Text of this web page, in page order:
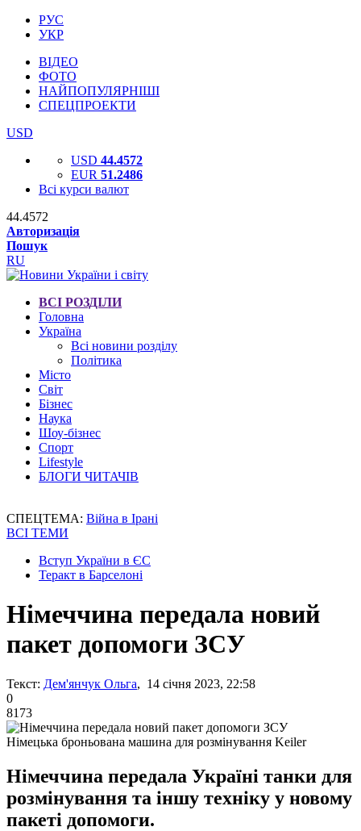
РУС
УКР
ВІДЕО
ФОТО
НАЙПОПУЛЯРНІШІ
СПЕЦПРОЕКТИ
USD
USD 44.4572
EUR 51.2486
Всі курси валют
44.4572
Авторизація
Пошук
RU
ВСІ РОЗДІЛИ
Головна
Україна
Всі новини розділу
Політика
Місто
Світ
Бізнес
Наука
Шоу-бізнес
Спорт
Lifestyle
БЛОГИ ЧИТАЧІВ
СПЕЦТЕМА: Війна в Ірані
ВСІ ТЕМИ
Вступ України в ЄС
Теракт в Барселоні
Німеччина передала новий
пакет допомоги ЗСУ
Текст: Дем'янчук Ольга, 14 січня 2023, 22:58
0
8173
Німецька броньована машина для розмінування Keiler
Німеччина передала Україні танки для
розмінування та іншу техніку у новому
пакеті допомоги.